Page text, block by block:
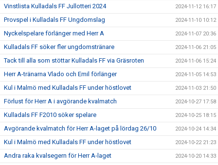
Vinstlista Kulladals FF Jullotteri 2024 2024-11-12 16:17
Provspel i Kulladals FF Ungdomslag 2024-11-10 10:12
Nyckelspelare förlänger med Herr A 2024-11-07 20:36
Kulladals FF söker fler ungdomstränare 2024-11-06 21:05
Tack till alla som stöttar Kulladals FF via Gräsroten 2024-11-06 15:24
Herr A-tränarna Vlado och Emil förlänger 2024-11-05 14:53
Kul i Malmö med Kulladals FF under höstlovet 2024-11-03 21:50
Förlust för Herr A i avgörande kvalmatch 2024-10-27 17:58
Kulladals FF F2010 söker spelare 2024-10-25 18:15
Avgörande kvalmatch för Herr A-laget på lördag 26/10 2024-10-24 14:34
Kul i Malmö med Kulladals FF under höstlovet 2024-10-22 21:23
Andra raka kvalsegern för Herr A-laget 2024-10-20 14:33